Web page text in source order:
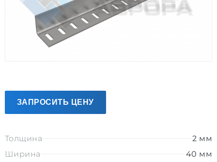
ЗАПРОСИТЬ ЦЕНУ
Толщина
2 мм
Ширина
40 мм